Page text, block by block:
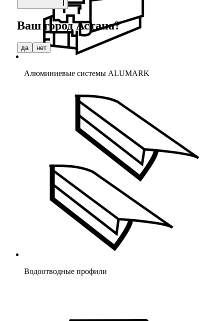
Алюминиевые системы ALUMARK
Водоотводные профили
Ваш городАстана?
да нет